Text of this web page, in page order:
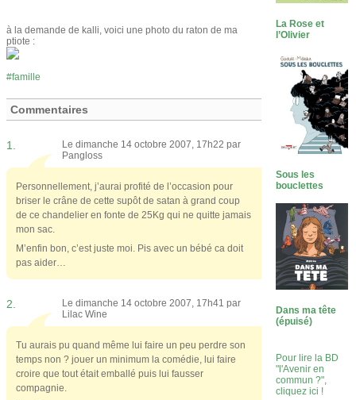
à la demande de kalli, voici une photo du raton de ma
ptiote :
famille
Commentaires
1.
Le dimanche 14 octobre 2007, 17h22 par
Pangloss
Personnellement, j’aurai profité de l’occasion pour
briser le crâne de cette supôt de satan à grand coup
de ce chandelier en fonte de 25Kg qui ne quitte jamais
mon sac.
M’enfin bon, c’est juste moi. Pis avec un bébé ca doit
pas aider…
2.
Le dimanche 14 octobre 2007, 17h41 par
Lilac Wine
Tu aurais pu quand même lui faire un peu perdre son
temps non ? jouer un minimum la comédie, lui faire
croire que tout était emballé puis lui fausser
compagnie.
La Rose et
l’Olivier
Sous les
bouclettes
Dans ma tête
(épuisé)
Pour lire la BD
"l'Avenir en
commun ?",
cliquez ici !